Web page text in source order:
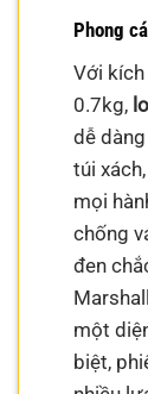
Phong
Với
0.7kg,
dễ
túi
mọi
chống
đen
một
biệt,